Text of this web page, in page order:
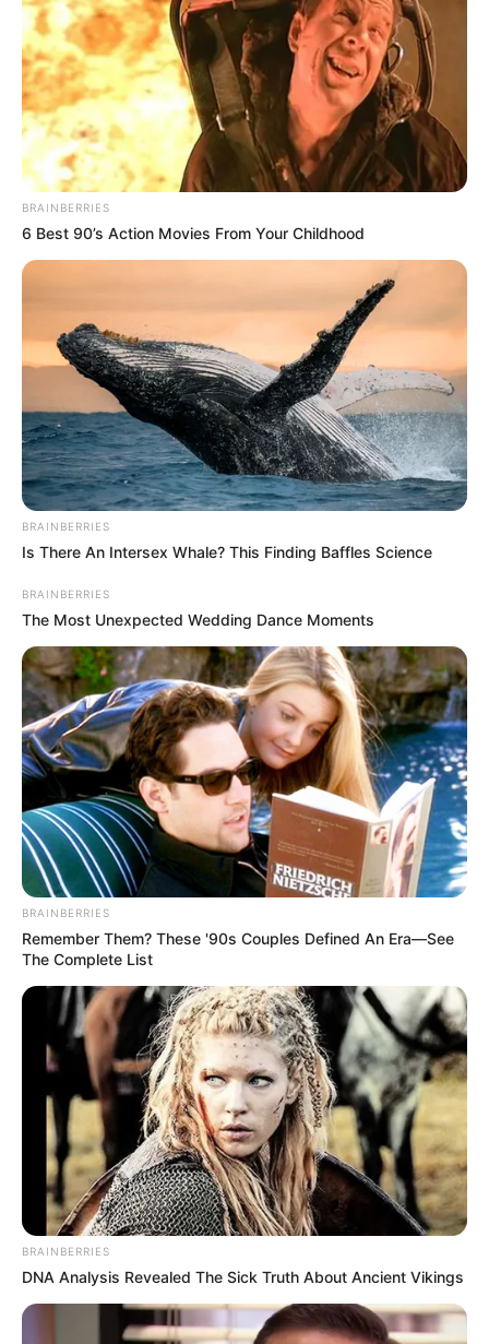
BRAINBERRIES
6 Best 90’s Action Movies From Your Childhood
BRAINBERRIES
Is There An Intersex Whale? This Finding Baffles Science
BRAINBERRIES
The Most Unexpected Wedding Dance Moments
BRAINBERRIES
Remember Them? These '90s Couples Defined An Era—See
The Complete List
BRAINBERRIES
DNA Analysis Revealed The Sick Truth About Ancient Vikings